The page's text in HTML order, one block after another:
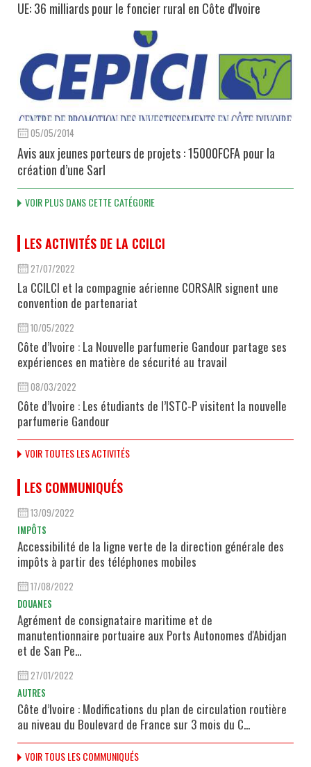
UE: 36 milliards pour le foncier rural en Côte d'Ivoire
05/05/2014
Avis aux jeunes porteurs de projets : 15000FCFA pour la
création d’une Sarl
VOIR PLUS DANS CETTE CATÉGORIE
LES ACTIVITÉS DE LA CCILCI
27/07/2022
La CCILCI et la compagnie aérienne CORSAIR signent une
convention de partenariat
10/05/2022
Côte d’Ivoire : La Nouvelle parfumerie Gandour partage ses
expériences en matière de sécurité au travail
08/03/2022
Côte d’Ivoire : Les étudiants de l’ISTC-P visitent la nouvelle
parfumerie Gandour
VOIR TOUTES LES ACTIVITÉS
LES COMMUNIQUÉS
13/09/2022
IMPÔTS
Accessibilité de la ligne verte de la direction générale des
impôts à partir des téléphones mobiles
17/08/2022
DOUANES
Agrément de consignataire maritime et de
manutentionnaire portuaire aux Ports Autonomes d'Abidjan
et de San Pe...
27/01/2022
AUTRES
Côte d’Ivoire : Modifications du plan de circulation routière
au niveau du Boulevard de France sur 3 mois du C...
VOIR TOUS LES COMMUNIQUÉS